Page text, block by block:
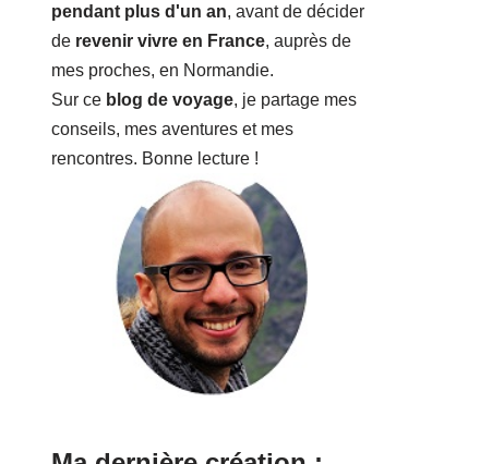
pendant plus d'un an, avant de décider
de revenir vivre en France, auprès de
mes proches, en Normandie.
Sur ce blog de voyage, je partage mes
conseils, mes aventures et mes
rencontres. Bonne lecture !